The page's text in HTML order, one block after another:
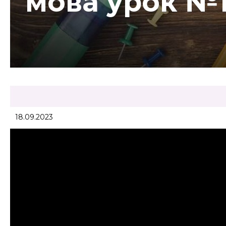
18.09.2023